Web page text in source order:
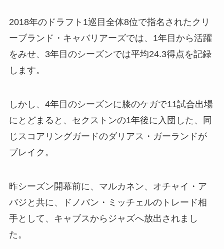
2018年のドラフト1巡目全体8位で指名されたクリ
ーブランド・キャバリアーズでは、1年目から活躍
をみせ、3年目のシーズンでは平均24.3得点を記録
します。
しかし、4年目のシーズンに膝のケガで11試合出場
にとどまると、セクストンの1年後に入団した、同
じスコアリングガードのダリアス・ガーランドが
ブレイク。
昨シーズン開幕前に、マルカネン、オチャイ・ア
バジと共に、ドノバン・ミッチェルのトレード相
手として、キャブスからジャズへ放出されまし
た。